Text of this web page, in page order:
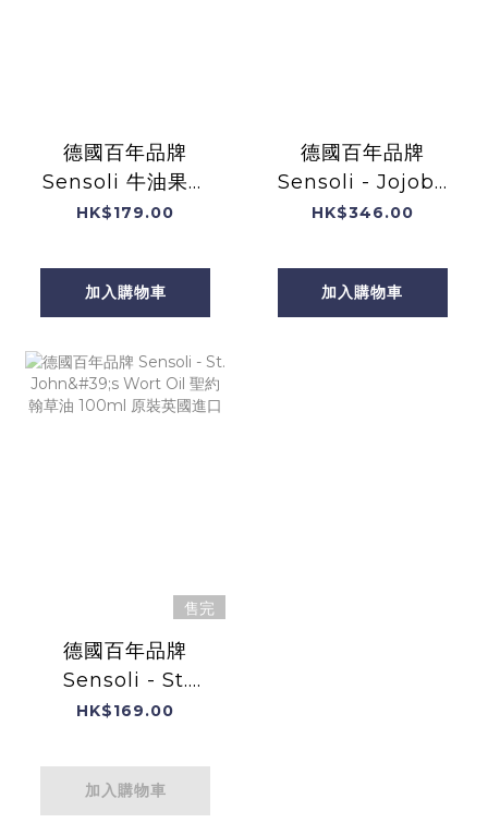
德國百年品牌
Sensoli 牛油果油
100ml 原裝英國進
HK$179.00
加入購物車
德國百年品牌
Sensoli - Jojoba
Oil 荷荷芭油
口
HK$346.00
加入購物車
售完
德國百年品牌
Sensoli - St.
John's Wort Oil
原裝英國進口
HK$169.00
加入購物車